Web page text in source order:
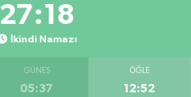
27:17
İkindi Namazı
GÜNEŞ
05:37
ÖĞLE
12:52